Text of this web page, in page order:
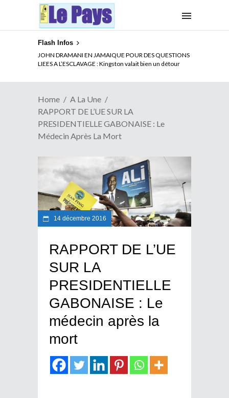
Flash Infos
JOHN DRAMANI EN JAMAIQUE POUR DES QUESTIONS
LIEES A L’ESCLAVAGE : Kingston valait bien un détour
ELECTION DE TALON A LA TETE DU SENAT BENINOIS :
Quand Patrice quitte le pouvoir sans partir !
Home
A La Une
RAPPORT DE L’UE SUR LA
PRESIDENTIELLE GABONAISE : Le
Médecin Après La Mort
14 décembre 2016
RAPPORT DE L’UE
SUR LA
PRESIDENTIELLE
GABONAISE : Le
médecin après la
mort